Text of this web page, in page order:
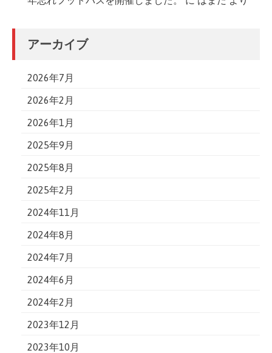
アーカイブ
2026年7月
2026年2月
2026年1月
2025年9月
2025年8月
2025年2月
2024年11月
2024年8月
2024年7月
2024年6月
2024年2月
2023年12月
2023年10月